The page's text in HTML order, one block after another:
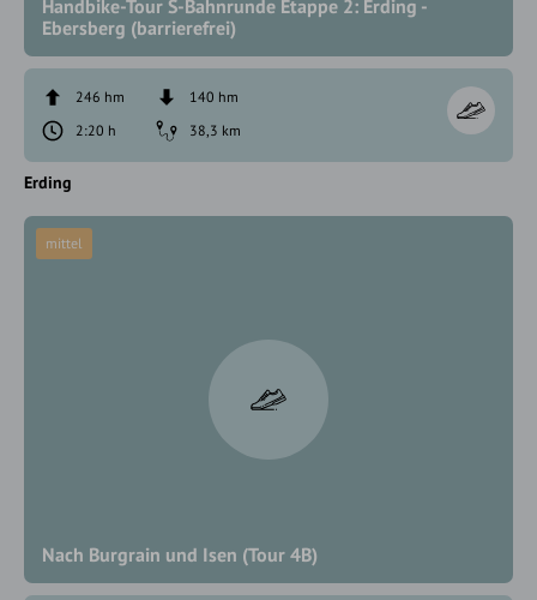
Handbike-Tour S-Bahnrunde Etappe 2: Erding -
Ebersberg (barrierefrei)
246 hm
140 hm
2:20 h
38,3 km
Erding
Nach Burgrain und Isen (Tour 4B)
mittel